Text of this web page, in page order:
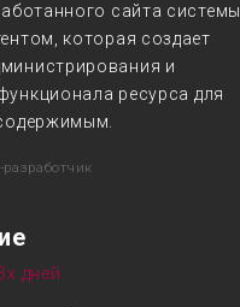
сайта системы
которая создает
и
ресурса для
дней